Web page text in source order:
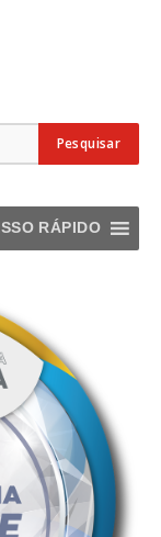
RÁPIDO